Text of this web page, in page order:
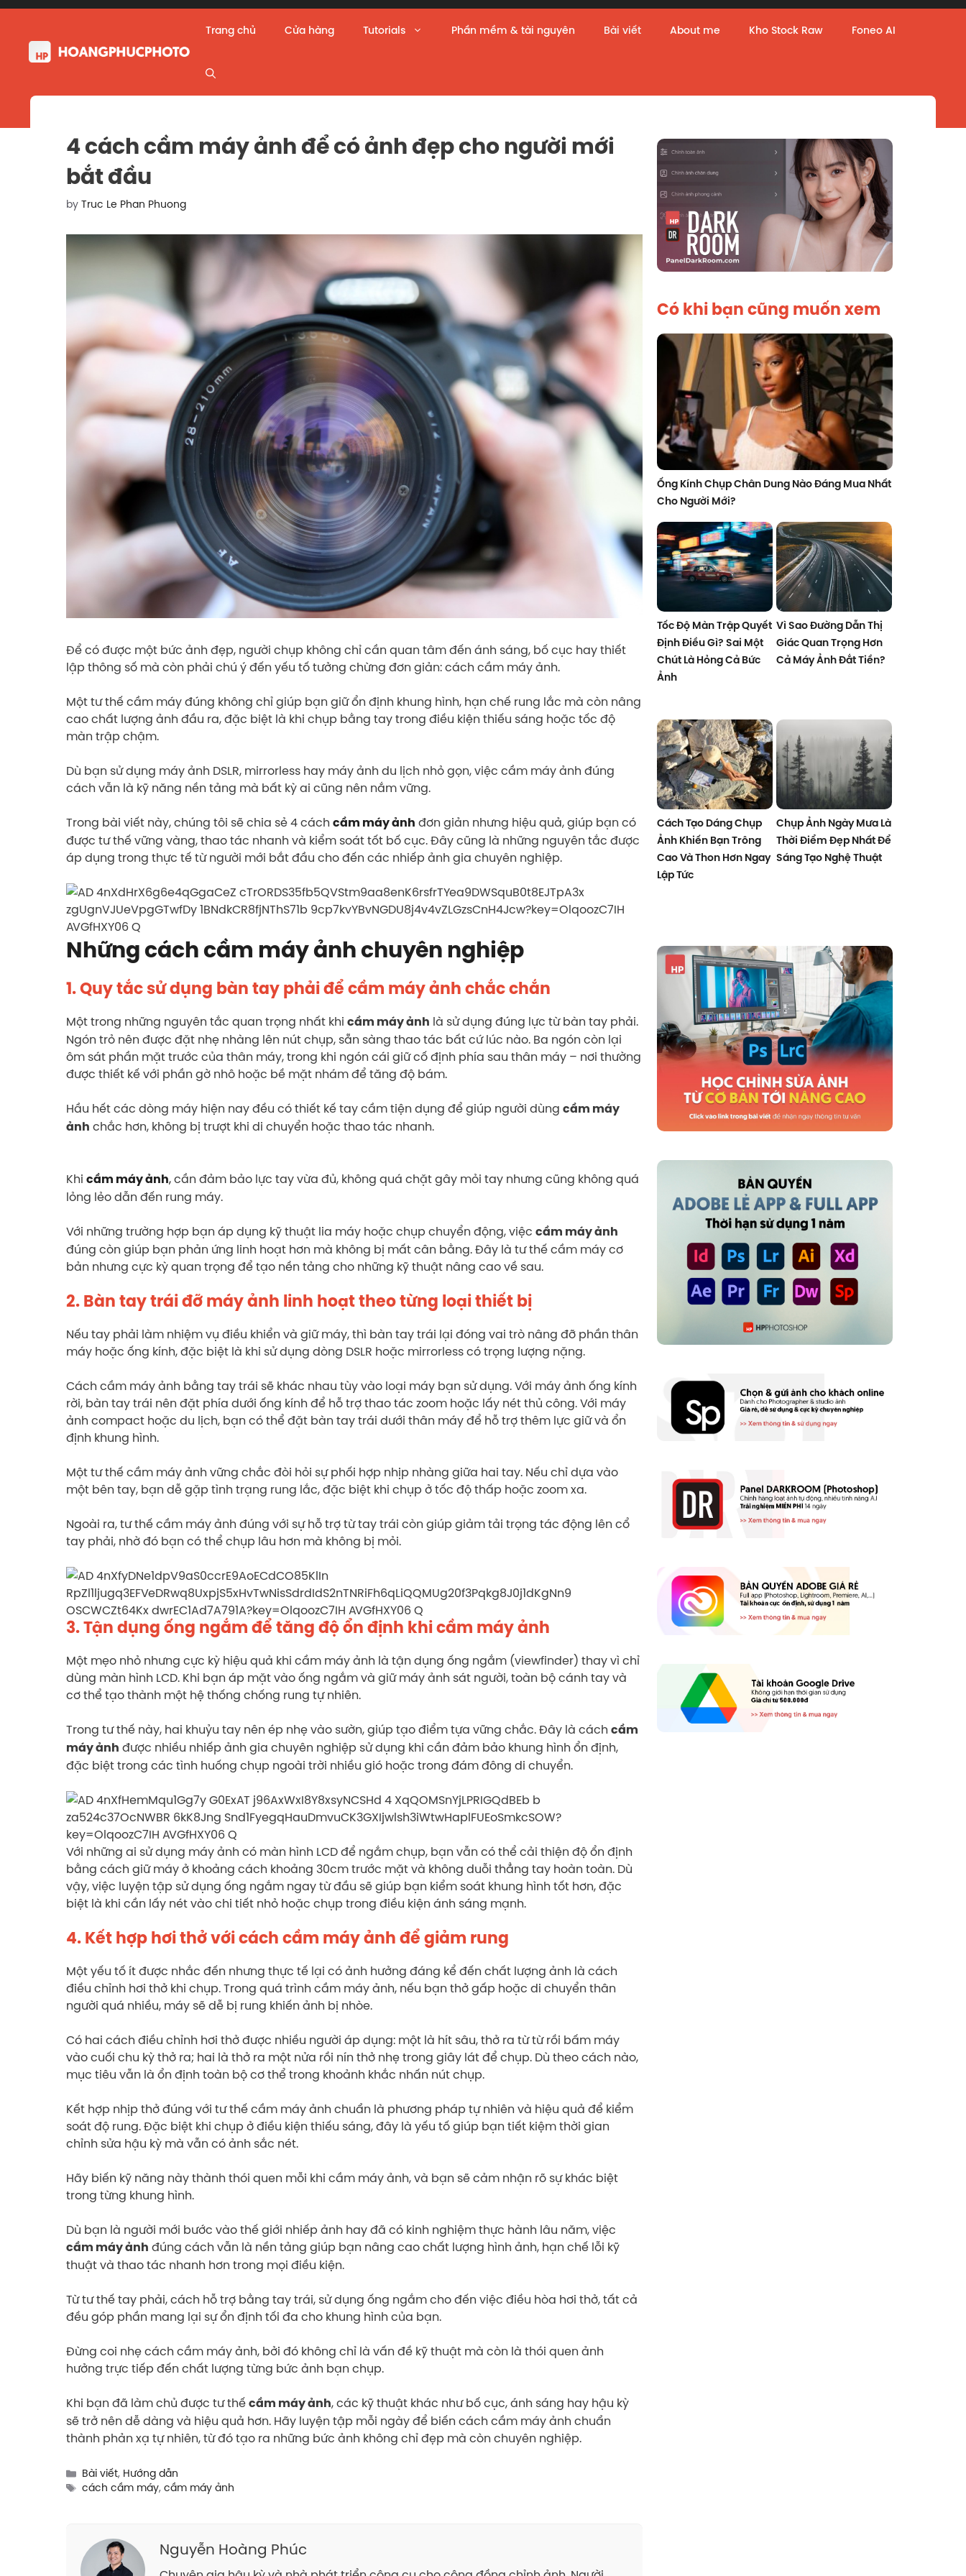
Skip
content
Trang chủ Cửa hàng Tutorials Phần mềm & tài nguyên Bài viết About me Kho Stock Raw Foneo AI
4 cách cầm máy ảnh để có ảnh đẹp cho người mới
bắt đầu
by Truc Le Phan Phuong
Để có được một bức ảnh đẹp, người chụp không chỉ cần quan tâm đến ánh sáng, bố cục hay thiết
lập thông số mà còn phải chú ý đến yếu tố tưởng chừng đơn giản: cách cầm máy ảnh.
Một tư thế cầm máy đúng không chỉ giúp bạn giữ ổn định khung hình, hạn chế rung lắc mà còn nâng
cao chất lượng ảnh đầu ra, đặc biệt là khi chụp bằng tay trong điều kiện thiếu sáng hoặc tốc độ
màn trập chậm.
Dù bạn sử dụng máy ảnh DSLR, mirrorless hay máy ảnh du lịch nhỏ gọn, việc cầm máy ảnh đúng
cách vẫn là kỹ năng nền tảng mà bất kỳ ai cũng nên nắm vững.
Trong bài viết này, chúng tôi sẽ chia sẻ 4 cách cầm máy ảnh đơn giản nhưng hiệu quả, giúp bạn có
được tư thế vững vàng, thao tác nhanh và kiểm soát tốt bố cục. Đây cũng là những nguyên tắc được
áp dụng trong thực tế từ người mới bắt đầu cho đến các nhiếp ảnh gia chuyên nghiệp.
Những cách cầm máy ảnh chuyên nghiệp
1. Quy tắc sử dụng bàn tay phải để cầm máy ảnh chắc chắn
Một trong những nguyên tắc quan trọng nhất khi cầm máy ảnh là sử dụng đúng lực từ bàn tay phải.
Ngón trỏ nên được đặt nhẹ nhàng lên nút chụp, sẵn sàng thao tác bất cứ lúc nào. Ba ngón còn lại
ôm sát phần mặt trước của thân máy, trong khi ngón cái giữ cố định phía sau thân máy – nơi thường
được thiết kế với phần gờ nhô hoặc bề mặt nhám để tăng độ bám.
Hầu hết các dòng máy hiện nay đều có thiết kế tay cầm tiện dụng để giúp người dùng cầm máy
ảnh chắc hơn, không bị trượt khi di chuyển hoặc thao tác nhanh.
Khi cầm máy ảnh,cần đảm bảo lực tay vừa đủ, không quá chặt gây mỏi tay nhưng cũng không quá
lỏng lẻo dẫn đến rung máy.
Với những trường hợp bạn áp dụng kỹ thuật lia máy hoặc chụp chuyển động, việc cầm máy ảnh
đúng còn giúp bạn phản ứng linh hoạt hơn mà không bị mất cân bằng. Đây là tư thế cầm máy cơ
bản nhưng cực kỳ quan trọng để tạo nền tảng cho những kỹ thuật nâng cao về sau.
2. Bàn tay trái đỡ máy ảnh linh hoạt theo từng loại thiết bị
Nếu tay phải làm nhiệm vụ điều khiển và giữ máy, thì bàn tay trái lại đóng vai trò nâng đỡ phần thân
máy hoặc ống kính, đặc biệt là khi sử dụng dòng DSLR hoặc mirrorless có trọng lượng nặng.
Cách cầm máy ảnh bằng tay trái sẽ khác nhau tùy vào loại máy bạn sử dụng. Với máy ảnh ống kính
rời, bàn tay trái nên đặt phía dưới ống kính để hỗ trợ thao tác zoom hoặc lấy nét thủ công. Với máy
ảnh compact hoặc du lịch, bạn có thể đặt bàn tay trái dưới thân máy để hỗ trợ thêm lực giữ và ổn
định khung hình.
Một tư thế cầm máy ảnh vững chắc đòi hỏi sự phối hợp nhịp nhàng giữa hai tay. Nếu chỉ dựa vào
một bên tay, bạn dễ gặp tình trạng rung lắc, đặc biệt khi chụp ở tốc độ thấp hoặc zoom xa.
Ngoài ra, tư thế cầm máy ảnh đúng với sự hỗ trợ từ tay trái còn giúp giảm tải trọng tác động lên cổ
tay phải, nhờ đó bạn có thể chụp lâu hơn mà không bị mỏi.
3. Tận dụng ống ngắm để tăng độ ổn định khi cầm máy ảnh
Một mẹo nhỏ nhưng cực kỳ hiệu quả khi cầm máy ảnh là tận dụng ống ngắm (viewfinder) thay vì chỉ
dùng màn hình LCD. Khi bạn áp mặt vào ống ngắm và giữ máy ảnh sát người, toàn bộ cánh tay và
cơ thể tạo thành một hệ thống chống rung tự nhiên.
Trong tư thế này, hai khuỷu tay nên ép nhẹ vào sườn, giúp tạo điểm tựa vững chắc. Đây là cách cầm
máy ảnh được nhiều nhiếp ảnh gia chuyên nghiệp sử dụng khi cần đảm bảo khung hình ổn định,
đặc biệt trong các tình huống chụp ngoài trời nhiều gió hoặc trong đám đông di chuyển.
Với những ai sử dụng máy ảnh có màn hình LCD để ngắm chụp, bạn vẫn có thể cải thiện độ ổn định
bằng cách giữ máy ở khoảng cách khoảng 30cm trước mặt và không duỗi thẳng tay hoàn toàn. Dù
vậy, việc luyện tập sử dụng ống ngắm ngay từ đầu sẽ giúp bạn kiểm soát khung hình tốt hơn, đặc
biệt là khi cần lấy nét vào chi tiết nhỏ hoặc chụp trong điều kiện ánh sáng mạnh.
4. Kết hợp hơi thở với cách cầm máy ảnh để giảm rung
Một yếu tố ít được nhắc đến nhưng thực tế lại có ảnh hưởng đáng kể đến chất lượng ảnh là cách
điều chỉnh hơi thở khi chụp. Trong quá trình cầm máy ảnh, nếu bạn thở gấp hoặc di chuyển thân
người quá nhiều, máy sẽ dễ bị rung khiến ảnh bị nhòe.
Có hai cách điều chỉnh hơi thở được nhiều người áp dụng: một là hít sâu, thở ra từ từ rồi bấm máy
vào cuối chu kỳ thở ra; hai là thở ra một nửa rồi nín thở nhẹ trong giây lát để chụp. Dù theo cách nào,
mục tiêu vẫn là ổn định toàn bộ cơ thể trong khoảnh khắc nhấn nút chụp.
Kết hợp nhịp thở đúng với tư thế cầm máy ảnh chuẩn là phương pháp tự nhiên và hiệu quả để kiểm
soát độ rung. Đặc biệt khi chụp ở điều kiện thiếu sáng, đây là yếu tố giúp bạn tiết kiệm thời gian
chỉnh sửa hậu kỳ mà vẫn có ảnh sắc nét.
Hãy biến kỹ năng này thành thói quen mỗi khi cầm máy ảnh, và bạn sẽ cảm nhận rõ sự khác biệt
trong từng khung hình.
Dù bạn là người mới bước vào thế giới nhiếp ảnh hay đã có kinh nghiệm thực hành lâu năm, việc
cầm máy ảnh đúng cách vẫn là nền tảng giúp bạn nâng cao chất lượng hình ảnh, hạn chế lỗi kỹ
thuật và thao tác nhanh hơn trong mọi điều kiện.
Từ tư thế tay phải, cách hỗ trợ bằng tay trái, sử dụng ống ngắm cho đến việc điều hòa hơi thở, tất cả
đều góp phần mang lại sự ổn định tối đa cho khung hình của bạn.
Đừng coi nhẹ cách cầm máy ảnh, bởi đó không chỉ là vấn đề kỹ thuật mà còn là thói quen ảnh
hưởng trực tiếp đến chất lượng từng bức ảnh bạn chụp.
Khi bạn đã làm chủ được tư thếcầm máy ảnh, các kỹ thuật khác như bố cục, ánh sáng hay hậu kỳ
sẽ trở nên dễ dàng và hiệu quả hơn. Hãy luyện tập mỗi ngày để biến cách cầm máy ảnh chuẩn
thành phản xạ tự nhiên, từ đó tạo ra những bức ảnh không chỉ đẹp mà còn chuyên nghiệp.
Categories
Bài viết, Hướng dẫn
Tags
cách cầm máy, cầm máy ảnh
Nguyễn Hoàng Phúc
Có khi bạn cũng muốn xem
Ống Kính Chụp Chân Dung Nào Đáng Mua Nhất
Cho Người Mới?
Tốc Độ Màn Trập Quyết
Định Điều Gì? Sai Một
Chút Là Hỏng Cả Bức
Ảnh
Vì Sao Đường Dẫn Thị
Giác Quan Trọng Hơn
Cả Máy Ảnh Đắt Tiền?
Cách Tạo Dáng Chụp
Ảnh Khiến Bạn Trông
Cao Và Thon Hơn Ngay
Lập Tức
Chụp Ảnh Ngày Mưa Là
Thời Điểm Đẹp Nhất Để
Sáng Tạo Nghệ Thuật